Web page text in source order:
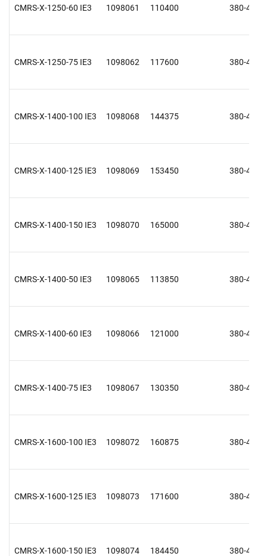
CMRS-X-1250-60 IE3 1098061 110400 380-415
CMRS-X-1250-75 IE3 1098062 117600 380-415
CMRS-X-1400-100 IE3 1098068 144375 380-415
CMRS-X-1400-125 IE3 1098069 153450 380-415
CMRS-X-1400-150 IE3 1098070 165000 380-415
CMRS-X-1400-50 IE3 1098065 113850 380-415
CMRS-X-1400-60 IE3 1098066 121000 380-415
CMRS-X-1400-75 IE3 1098067 130350 380-415
CMRS-X-1600-100 IE3 1098072 160875 380-415
CMRS-X-1600-125 IE3 1098073 171600 380-415
CMRS-X-1600-150 IE3 1098074 184450 380-415